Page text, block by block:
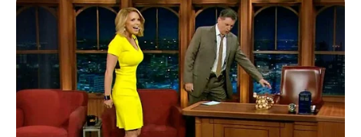
Quermania folgen: Impressum & Kontakt
Smartphone Startseite